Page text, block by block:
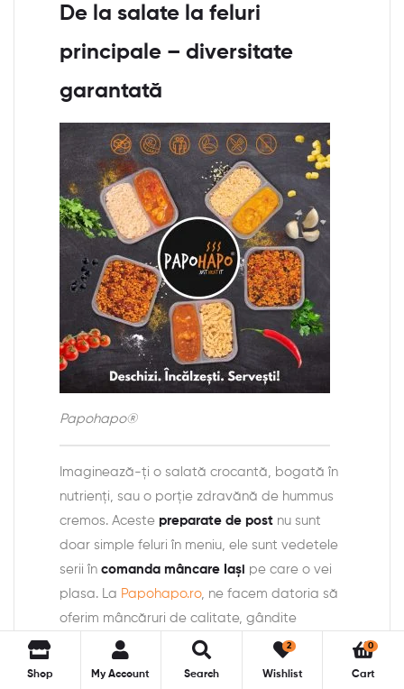
De la salate la feluri
principale – diversitate
garantată
Papohapo®
Imaginează-ți o salată crocantă, bogată în
nutrienți, sau o porție zdravănă de hummus
cremos. Aceste preparate de post nu sunt
doar simple feluri în meniu, ele sunt vedetele
serii în comanda mâncare Iași pe care o vei
plasa. La Papohapo.ro, ne facem datoria să
oferim mâncăruri de calitate, gândite
special pentru a
satisface pofta
fiecărui
gurmand visător la preparate fără carne.
Shop My Account Search Wishlist
2 0
Cart